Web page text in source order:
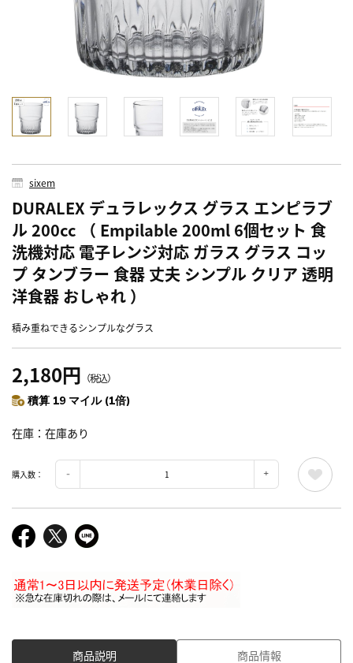
sixem
DURALEX デュラレックス グラス エンピラブ
ル 200cc （ Empilable 200ml 6個セット 食
洗機対応 電子レンジ対応 ガラス グラス コッ
プ タンブラー 食器 丈夫 シンプル クリア 透明
洋食器 おしゃれ ）
積み重ねできるシンプルなグラス
2,180円 （税込）
積算 19 マイル (1倍)
在庫 在庫あり
購入数：
商品説明 商品情報